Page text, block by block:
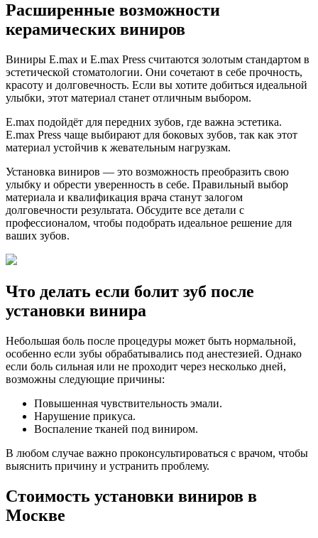
Расширенные возможности
керамических виниров
Виниры E.max и E.max Press считаются золотым стандартом в
эстетической стоматологии. Они сочетают в себе прочность,
красоту и долговечность. Если вы хотите добиться идеальной
улыбки, этот материал станет отличным выбором.
E.max подойдёт для передних зубов, где важна эстетика.
E.max Press чаще выбирают для боковых зубов, так как этот
материал устойчив к жевательным нагрузкам.
Установка виниров — это возможность преобразить свою
улыбку и обрести уверенность в себе. Правильный выбор
материала и квалификация врача станут залогом
долговечности результата. Обсудите все детали с
профессионалом, чтобы подобрать идеальное решение для
ваших зубов.
Что делать если болит зуб после
установки винира
Небольшая боль после процедуры может быть нормальной,
особенно если зубы обрабатывались под анестезией. Однако
если боль сильная или не проходит через несколько дней,
возможны следующие причины:
Повышенная чувствительность эмали.
Нарушение прикуса.
Воспаление тканей под виниром.
В любом случае важно проконсультироваться с врачом, чтобы
выяснить причину и устранить проблему.
Стоимость установки виниров в
Москве